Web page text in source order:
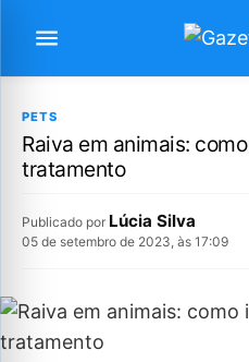
PETS
Raiva em animais:
tratamento
Publicado por Lúcia Silva
05 de setembro de 2023, às 17:09